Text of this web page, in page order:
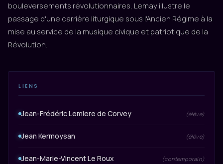
bouleversements révolutionnaires, Lemay illustre le
passage d'une carrière liturgique sous l'Ancien Régime à la
mise au service de la musique civique et patriotique de la
Révolution.
LIENS
Jean-Frédéric Lemiere de Corvey (élève)
Jean Kermoysan (élève)
Jean-Marie-Vincent Le Roux (contemporain)